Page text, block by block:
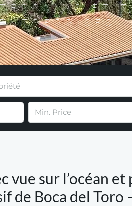
ET
Min. Price
vue sur l’océan et
de Boca del Toro